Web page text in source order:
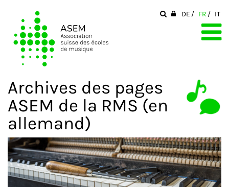
DE FR IT
Archives des pages
ASEM de la RMS (en
allemand)